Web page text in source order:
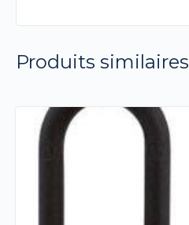
Produits similaires